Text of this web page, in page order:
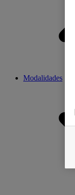
Modalidades